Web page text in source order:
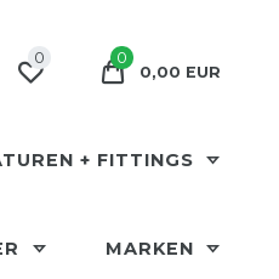
0
0
0,00 EUR
+ FITTINGS
MARKEN